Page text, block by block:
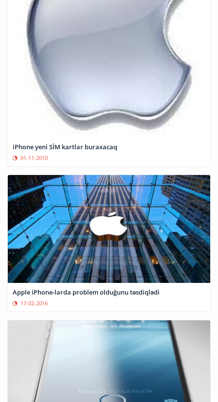
iPhone yeni SİM kartlar buraxacaq
01-11-2010
Apple iPhone-larda problem olduğunu təsdiqlədi
17-02-2016